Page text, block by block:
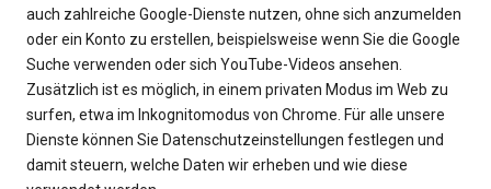
auch zahlreiche Google-Dienste nutzen, ohne sich anzumelden
oder ein Konto zu erstellen, beispielsweise wenn Sie die Google
Suche verwenden oder sich YouTube-Videos ansehen.
Zusätzlich ist es möglich, in einem privaten Modus im Web zu
surfen, etwa im Inkognitomodus von Chrome. Für alle unsere
Dienste können Sie Datenschutzeinstellungen festlegen und
damit steuern, welche Daten wir erheben und wie diese